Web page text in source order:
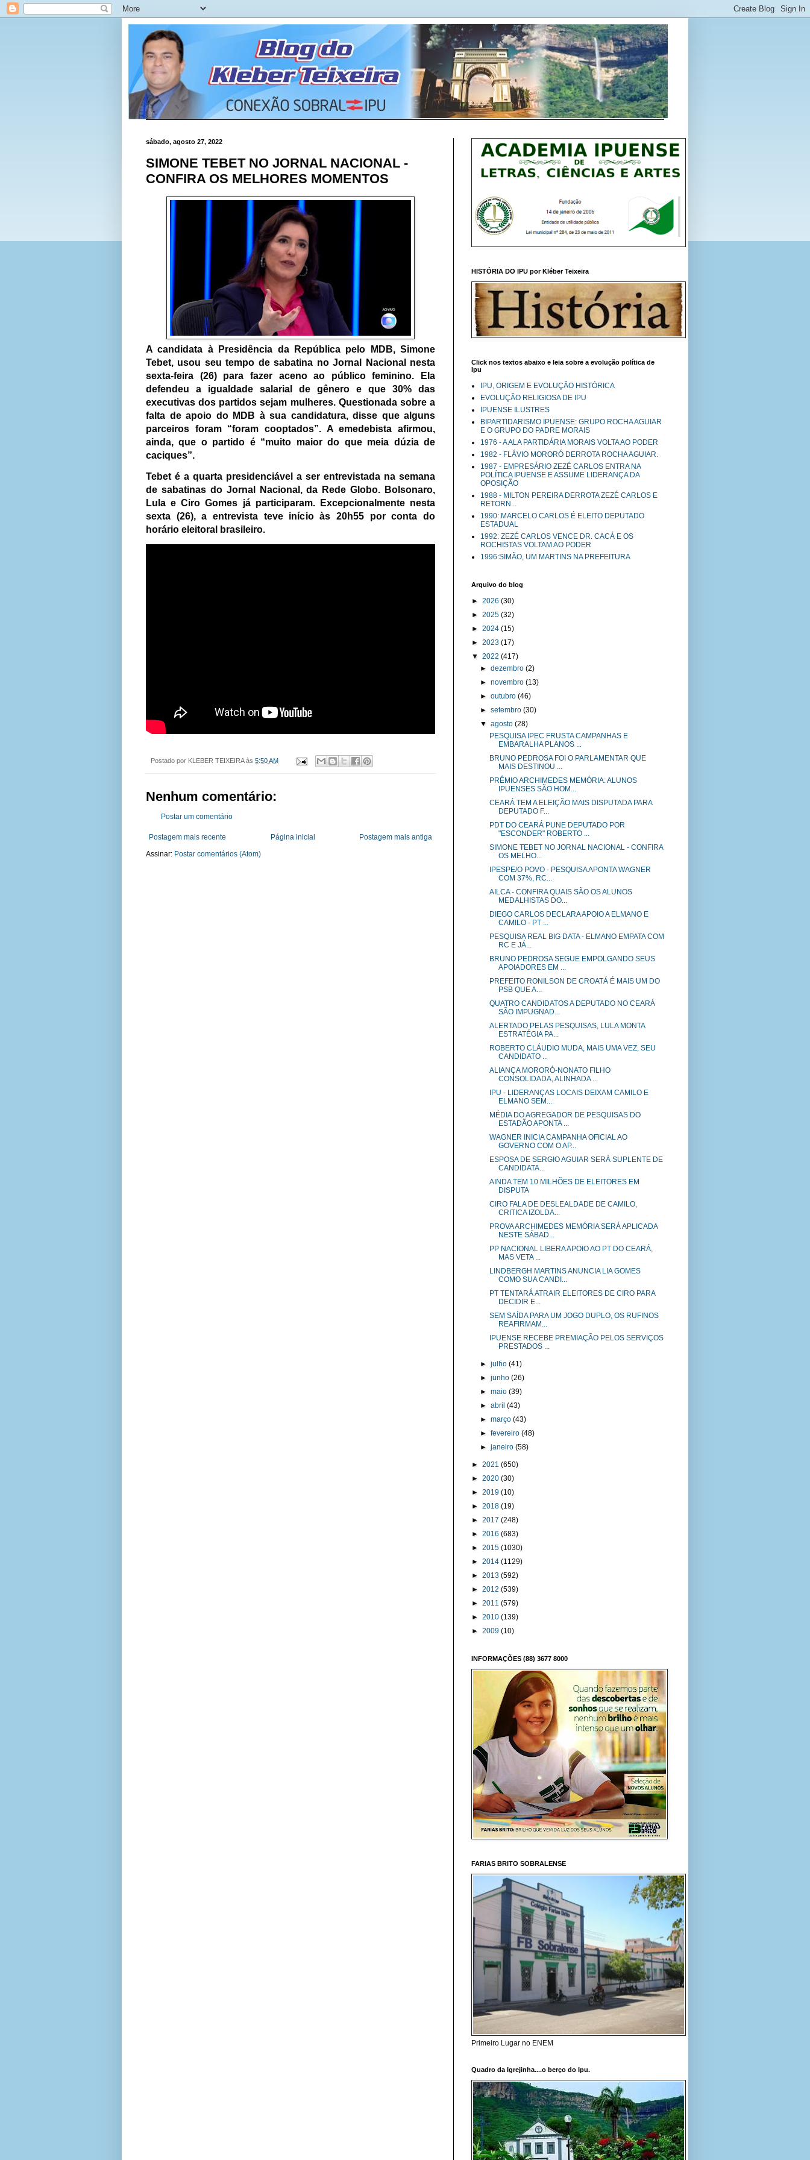
sábado, agosto 27, 2022
SIMONE TEBET NO JORNAL NACIONAL -
CONFIRA OS MELHORES MOMENTOS
A candidata à Presidência da República pelo MDB, Simone
Tebet, usou seu tempo de sabatina no Jornal Nacional nesta
sexta-feira (26) para fazer aceno ao público feminino. Ela
defendeu a igualdade salarial de gênero e que 30% das
executivas dos partidos sejam mulheres. Questionada sobre a
falta de apoio do MDB à sua candidatura, disse que alguns
parceiros foram “foram cooptados”. A emedebista afirmou,
ainda, que o partido é “muito maior do que meia dúzia de
caciques”.
Tebet é a quarta presidenciável a ser entrevistada na semana
de sabatinas do Jornal Nacional, da Rede Globo. Bolsonaro,
Lula e Ciro Gomes já participaram. Excepcionalmente nesta
sexta (26), a entrevista teve início às 20h55 por conta do
horário eleitoral brasileiro.
Postado por KLEBER TEIXEIRA às 5:50 AM
Nenhum comentário:
Postar um comentário
Postagem mais recente Postagem mais antiga
Página inicial
Assinar: Postar comentários (Atom)
HISTÓRIA DO IPU por Kléber Teixeira
Click nos textos abaixo e leia sobre a evolução política de
Ipu
IPU, ORIGEM E EVOLUÇÃO HISTÓRICA
EVOLUÇÃO RELIGIOSA DE IPU
IPUENSE ILUSTRES
BIPARTIDARISMO IPUENSE: GRUPO ROCHA AGUIAR
E O GRUPO DO PADRE MORAIS
1976 - A ALA PARTIDÁRIA MORAIS VOLTA AO PODER
1982 - FLÁVIO MORORÓ DERROTA ROCHA AGUIAR.
1987 - EMPRESÁRIO ZEZÉ CARLOS ENTRA NA
POLÍTICA IPUENSE E ASSUME LIDERANÇA DA
OPOSIÇÃO
1988 - MILTON PEREIRA DERROTA ZEZÉ CARLOS E
RETORN...
1990: MARCELO CARLOS É ELEITO DEPUTADO
ESTADUAL
1992: ZEZÉ CARLOS VENCE DR. CACÁ E OS
ROCHISTAS VOLTAM AO PODER
1996:SIMÃO, UM MARTINS NA PREFEITURA
Arquivo do blog
► 2026 (30)
► 2025 (32)
► 2024 (15)
► 2023 (17)
▼ 2022 (417)
►dezembro(2)
►novembro(13)
►outubro(46)
►setembro(30)
▼agosto(28)
PESQUISA IPEC FRUSTA CAMPANHAS E
EMBARALHA PLANOS ...
BRUNO PEDROSA FOI O PARLAMENTAR QUE
MAIS DESTINOU ...
PRÊMIO ARCHIMEDES MEMÓRIA: ALUNOS
IPUENSES SÃO HOM...
CEARÁ TEM A ELEIÇÃO MAIS DISPUTADA PARA
DEPUTADO F...
PDT DO CEARÁ PUNE DEPUTADO POR
"ESCONDER" ROBERTO ...
SIMONE TEBET NO JORNAL NACIONAL - CONFIRA
OS MELHO...
IPESPE/O POVO - PESQUISA APONTA WAGNER
COM 37%, RC...
AILCA - CONFIRA QUAIS SÃO OS ALUNOS
MEDALHISTAS DO...
DIEGO CARLOS DECLARA APOIO A ELMANO E
CAMILO - PT ...
PESQUISA REAL BIG DATA - ELMANO EMPATA COM
RC E JÁ...
BRUNO PEDROSA SEGUE EMPOLGANDO SEUS
APOIADORES EM ...
PREFEITO RONILSON DE CROATÁ É MAIS UM DO
PSB QUE A...
QUATRO CANDIDATOS A DEPUTADO NO CEARÁ
SÃO IMPUGNAD...
ALERTADO PELAS PESQUISAS, LULA MONTA
ESTRATÉGIA PA...
ROBERTO CLÁUDIO MUDA, MAIS UMA VEZ, SEU
CANDIDATO ...
ALIANÇA MORORÓ-NONATO FILHO
CONSOLIDADA, ALINHADA ...
IPU - LIDERANÇAS LOCAIS DEIXAM CAMILO E
ELMANO SEM...
MÉDIA DO AGREGADOR DE PESQUISAS DO
ESTADÃO APONTA ...
WAGNER INICIA CAMPANHA OFICIAL AO
GOVERNO COM O AP...
ESPOSA DE SERGIO AGUIAR SERÁ SUPLENTE DE
CANDIDATA...
AINDA TEM 10 MILHÕES DE ELEITORES EM
DISPUTA
CIRO FALA DE DESLEALDADE DE CAMILO,
CRITICA IZOLDA...
PROVA ARCHIMEDES MEMÓRIA SERÁ APLICADA
NESTE SÁBAD...
PP NACIONAL LIBERA APOIO AO PT DO CEARÁ,
MAS VETA ...
LINDBERGH MARTINS ANUNCIA LIA GOMES
COMO SUA CANDI...
PT TENTARÁ ATRAIR ELEITORES DE CIRO PARA
DECIDIR E...
SEM SAÍDA PARA UM JOGO DUPLO, OS RUFINOS
REAFIRMAM...
IPUENSE RECEBE PREMIAÇÃO PELOS SERVIÇOS
PRESTADOS ...
►julho(41)
►junho(26)
►maio(39)
►abril(43)
►março(43)
►fevereiro(48)
►janeiro(58)
► 2021 (650)
► 2020 (30)
► 2019 (10)
► 2018 (19)
► 2017 (248)
► 2016 (683)
► 2015 (1030)
► 2014 (1129)
► 2013 (592)
► 2012 (539)
► 2011 (579)
► 2010 (139)
► 2009 (10)
INFORMAÇÕES (88) 3677 8000
FARIAS BRITO SOBRALENSE
Primeiro Lugar no ENEM
Quadro da Igrejinha....o berço do Ipu.